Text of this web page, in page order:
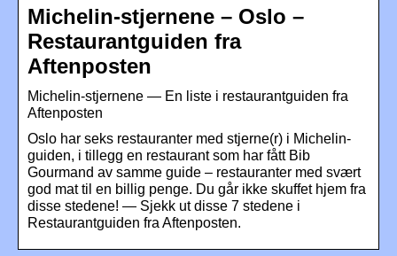
Michelin-stjernene – Oslo –
Restaurantguiden fra
Aftenposten
Michelin-stjernene — En liste i restaurantguiden fra
Aftenposten
Oslo har seks restauranter med stjerne(r) i Michelin-
guiden, i tillegg en restaurant som har fått Bib
Gourmand av samme guide – restauranter med svært
god mat til en billig penge. Du går ikke skuffet hjem fra
disse stedene! — Sjekk ut disse 7 stedene i
Restaurantguiden fra Aftenposten.